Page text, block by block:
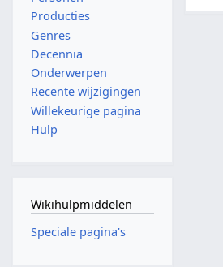
Producties
Genres
Decennia
Onderwerpen
Recente wijzigingen
Willekeurige pagina
Hulp
Wikihulpmiddelen
Speciale pagina's